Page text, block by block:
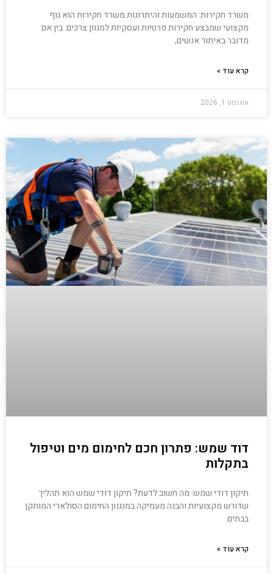
משרד חקירות: המשמעות והיתרונות משרד חקירות הוא גוף
מקצועי שמבצע חקירות פרטיות ועסקיות למגוון צרכים. בין אם
מדובר באיתור אנשים,
קרא עוד »
אוגוסט 1, 2026
דוד שמש: פתרון חכם לחימום מים וטיפול
בתקלות
תיקון דודי שמש: מה חשוב לדעת? תיקון דודי שמש הוא תהליך
שדורש מקצועיות והבנה מעמיקה במנגנון החימום הסולארי המותקן
בבתים
קרא עוד »